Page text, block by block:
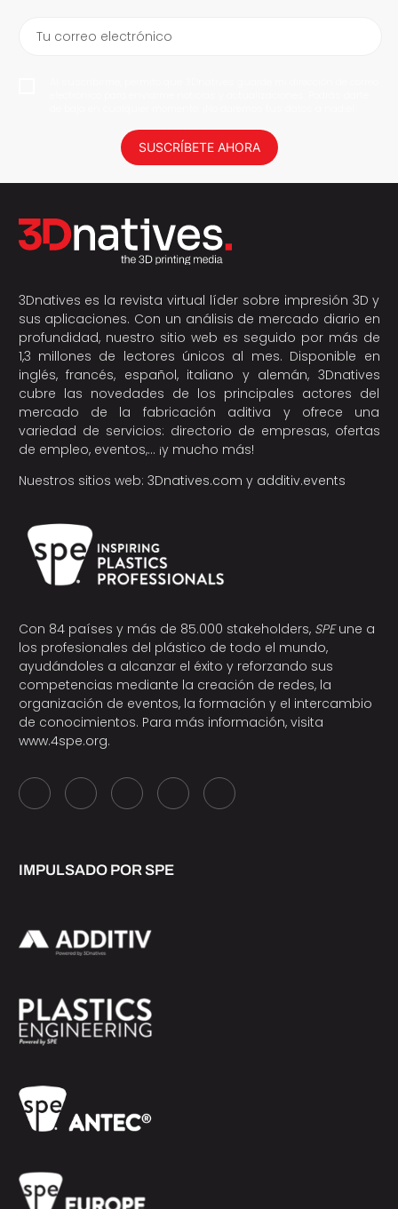
Tu correo electrónico
SUSCRÍBETE AHORA
3Dnatives es la revista virtual líder sobre impresión 3D y
sus aplicaciones. Con un análisis de mercado diario en
profundidad, nuestro sitio web es seguido por más de
1,3 millones de lectores únicos al mes. Disponible en
inglés, francés, español, italiano y alemán, 3Dnatives
cubre las novedades de los principales actores del
mercado de la fabricación aditiva y ofrece una
variedad de servicios: directorio de empresas, ofertas
de empleo, eventos,… ¡y mucho más!
Nuestros sitios web: 3Dnatives.com y additiv.events
Con 84 países y más de 85.000 stakeholders, SPEune a
los profesionales del plástico de todo el mundo,
ayudándoles a alcanzar el éxito y reforzando sus
competencias mediante la creación de redes, la
organización de eventos, la formación y el intercambio
de conocimientos. Para más información, visita
www.4spe.org.
IMPULSADO POR SPE